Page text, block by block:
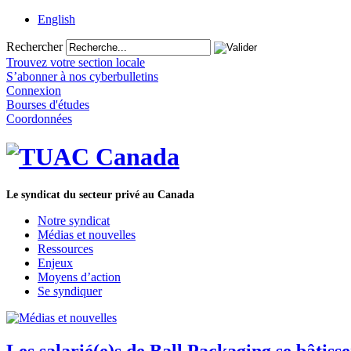
English
Rechercher
Trouvez votre section locale
S’abonner à nos cyberbulletins
Connexion
Bourses d'études
Coordonnées
Le syndicat du secteur privé au Canada
Notre syndicat
Médias et nouvelles
Ressources
Enjeux
Moyens d’action
Se syndiquer